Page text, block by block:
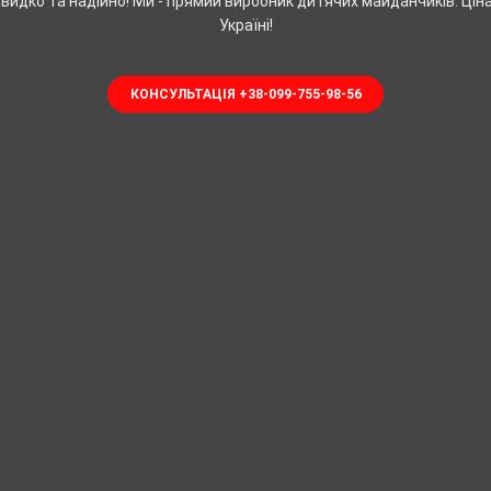
Україні!
КОНСУЛЬТАЦІЯ +38-099-755-98-56